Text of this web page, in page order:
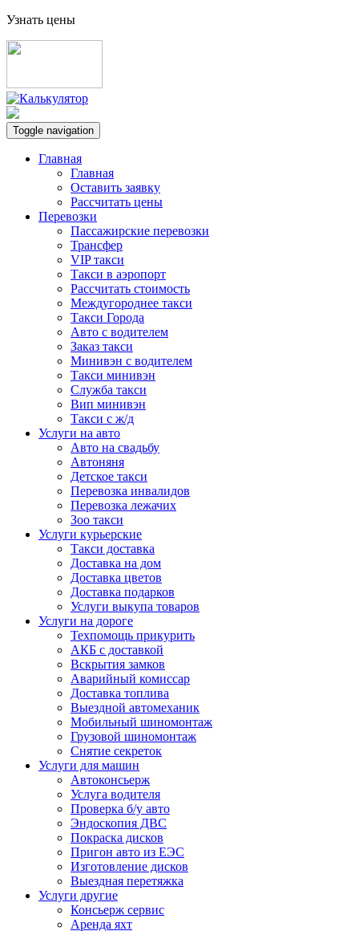
Узнать цены
Toggle navigation
Главная
Главная
Оставить заявку
Рассчитать цены
Перевозки
Пассажирские перевозки
Трансфер
VIP такси
Такси в аэропорт
Рассчитать стоимость
Междугороднее такси
Такси Города
Авто с водителем
Заказ такси
Минивэн с водителем
Такси минивэн
Служба такси
Вип минивэн
Такси с ж/д
Услуги на авто
Авто на свадьбу
Автоняня
Детское такси
Перевозка инвалидов
Перевозка лежачих
Зоо такси
Услуги курьерские
Такси доставка
Доставка на дом
Доставка цветов
Доставка подарков
Услуги выкупа товаров
Услуги на дороге
Техпомощь прикурить
АКБ с доставкой
Вскрытия замков
Аварийный комиссар
Доставка топлива
Выездной автомеханик
Мобильный шиномонтаж
Грузовой шиномонтаж
Снятие секреток
Услуги для машин
Автоконсьерж
Услуга водителя
Проверка б/у авто
Эндоскопия ДВС
Покраска дисков
Пригон авто из ЕЭС
Изготовление дисков
Выездная перетяжка
Услуги другие
Консьерж сервис
Аренда яхт